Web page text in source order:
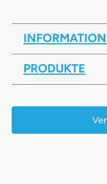
PRODUKTE